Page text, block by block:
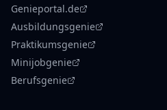
Genieportal.de
Ausbildungsgenie
Praktikumsgenie
Minijobgenie
Berufsgenie